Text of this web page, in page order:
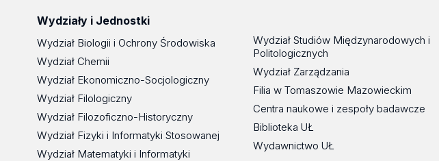
Wydziały i Jednostki
Wydział Biologii i Ochrony Środowiska
Wydział Chemii
Wydział Ekonomiczno-Socjologiczny
Wydział Filologiczny
Wydział Filozoficzno-Historyczny
Wydział Fizyki i Informatyki Stosowanej
Wydział Matematyki i Informatyki
Wydział Studiów Międzynarodowych i
Politologicznych
Wydział Zarządzania
Filia w Tomaszowie Mazowieckim
Centra naukowe i zespoły badawcze
Biblioteka UŁ
Wydawnictwo UŁ